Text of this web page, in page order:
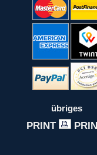
übriges
PRINT